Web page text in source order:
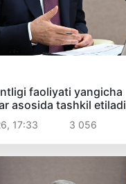
faoliyati yangicha
asosida tashkil etiladi
17:33 3 056